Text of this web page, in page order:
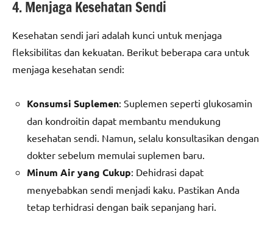
4. Menjaga Kesehatan Sendi
Kesehatan sendi jari adalah kunci untuk menjaga
fleksibilitas dan kekuatan. Berikut beberapa cara untuk
menjaga kesehatan sendi:
Konsumsi Suplemen: Suplemen seperti glukosamin
dan kondroitin dapat membantu mendukung
kesehatan sendi. Namun, selalu konsultasikan dengan
dokter sebelum memulai suplemen baru.
Minum Air yang Cukup: Dehidrasi dapat
menyebabkan sendi menjadi kaku. Pastikan Anda
tetap terhidrasi dengan baik sepanjang hari.